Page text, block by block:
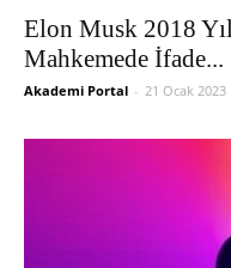
Elon Musk 2018
Mahkemede İfade...
Akademi Portal - 21 Ocak 2023